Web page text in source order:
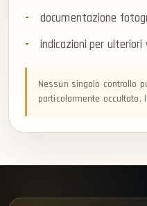
documentazione
indicazioni per ulteriori
Nessun singolo controllo
particolarmente occultato.